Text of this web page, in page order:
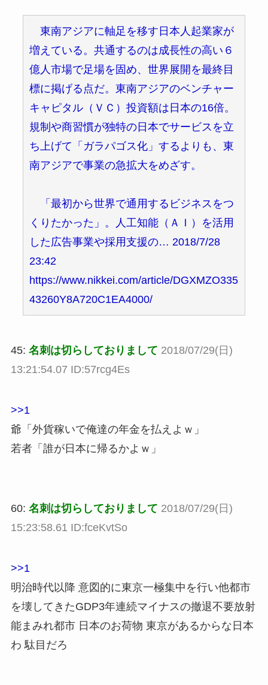
東南アジアに軸足を移す日本人起業家が
増えている。共通するのは成長性の高い６
億人市場で足場を固め、世界展開を最終目
標に掲げる点だ。東南アジアのベンチャー
キャピタル（ＶＣ）投資額は日本の16倍。
規制や商習慣が独特の日本でサービスを立
ち上げて「ガラパゴス化」するよりも、東
南アジアで事業の急拡大をめざす。
「最初から世界で通用するビジネスをつ
くりたかった」。人工知能（ＡＩ）を活用
した広告事業や採用支援の… 2018/7/28
23:42
https://www.nikkei.com/article/DGXMZO335
43260Y8A720C1EA4000/
45: 名刺は切らしておりまして 2018/07/29(日)
13:21:54.07 ID:57rcg4Es
>>1
爺「外貨稼いで俺達の年金を払えよｗ」
若者「誰が日本に帰るかよｗ」
60: 名刺は切らしておりまして 2018/07/29(日)
15:23:58.61 ID:fceKvtSo
>>1
明治時代以降 意図的に東京一極集中を行い他都市
を壊してきたGDP3年連続マイナスの撤退不要放射
能まみれ都市 日本のお荷物 東京があるからな日本
わ 駄目だろ